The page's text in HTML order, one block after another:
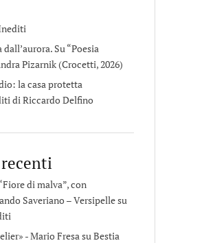
Su “Poesia
Pizarnik (Crocetti, 2026)
la casa protetta
di Riccardo Delfino
di malva”, con
Saveriano – Versipellesu
- Mario FresasuBestia